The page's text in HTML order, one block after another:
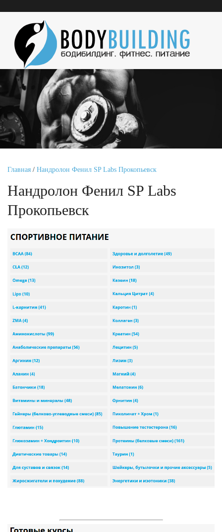
Главная / Нандролон Фенил SP Labs Прокопьевск
Нандролон Фенил SP Labs
Прокопьевск